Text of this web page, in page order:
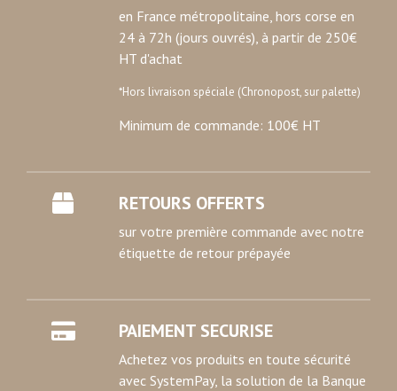
en France métropolitaine, hors corse en
24 à 72h (jours ouvrés), à partir de 250€
HT d'achat
*Hors livraison spéciale (Chronopost, sur palette)
Minimum de commande: 100€ HT
RETOURS OFFERTS
sur votre première commande avec notre
étiquette de retour prépayée
PAIEMENT SECURISE
Achetez vos produits en toute sécurité
avec SystemPay, la solution de la Banque